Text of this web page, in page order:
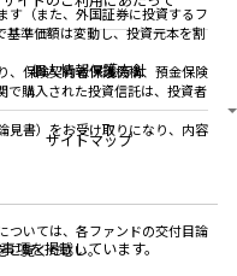
す（また、外国証券に投資するフ
基準価額は変動し、投資元本を割
、保険契約者保護機構、預金保険
で購入された投資信託は、投資者
見書）をお受け取りになり、内容
ついては、各ファンドの交付目論
ご覧ください。
購入・換金手数料
個人情報保護方針
サイトマップ
項を掲載しています。